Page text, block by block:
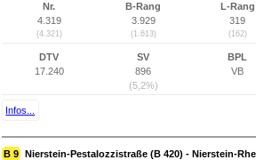
Nr.
4.319
(4.321)
B-Rang
3.929
(1.613)
L-Rang
319
(162)
DTV
17.240
SV
896
(5,2%)
BPL
VB
Infos...
B 9 Nierstein-Pestalozzistraße (B 420) - Nierstein-